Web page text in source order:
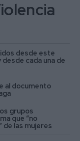
desde este
cada una de
al documento
grupos
que “no
de las mujeres